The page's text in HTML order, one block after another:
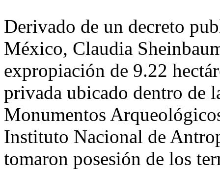
Derivado de un decreto
México, Claudia
expropiación de 9.22
privada ubicado dentro de
Monumentos
Instituto Nacional de
tomaron posesión de los